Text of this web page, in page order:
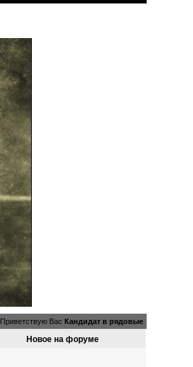
Приветствую Вас Кандидат в рядовые
Новое на форуме